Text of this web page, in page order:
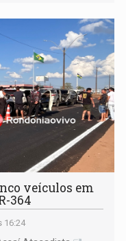
veículos em
364
16:24